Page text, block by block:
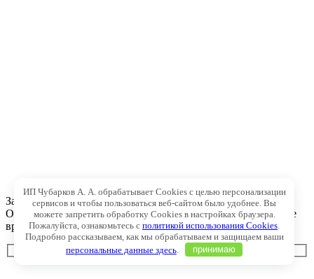
ИП Чубарков А. А. обрабатывает Cookies с целью персонализации
сервисов и чтобы пользоваться веб-сайтом было удобнее. Вы
можете запретить обработку Cookies в настройках браузера.
Пожалуйста, ознакомьтесь с политикой использования Cookies
Подробно рассказываем, как мы обрабатываем и защищаем ваши
персональные данные здесь. принимаю
Запросить стоимость товара
Оставьте ваши контакты и мы перезвоним вам в ближайшее
время